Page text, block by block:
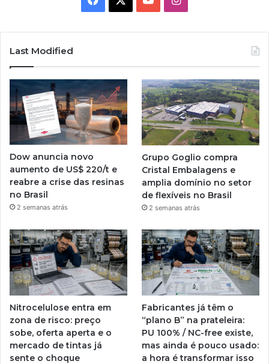
Last Modified
Dow anuncia novo
aumento de US$ 220/t e
reabre a crise das resinas
no Brasil
2 semanas atrás
Grupo Goglio compra
Cristal Embalagens e
amplia domínio no setor
de flexíveis no Brasil
2 semanas atrás
Nitrocelulose entra em
zona de risco: preço
sobe, oferta aperta e o
mercado de tintas já
sente o choque
Fabricantes já têm o
“plano B” na prateleira:
PU 100% / NC-free existe,
mas ainda é pouco usado:
a hora é transformar isso